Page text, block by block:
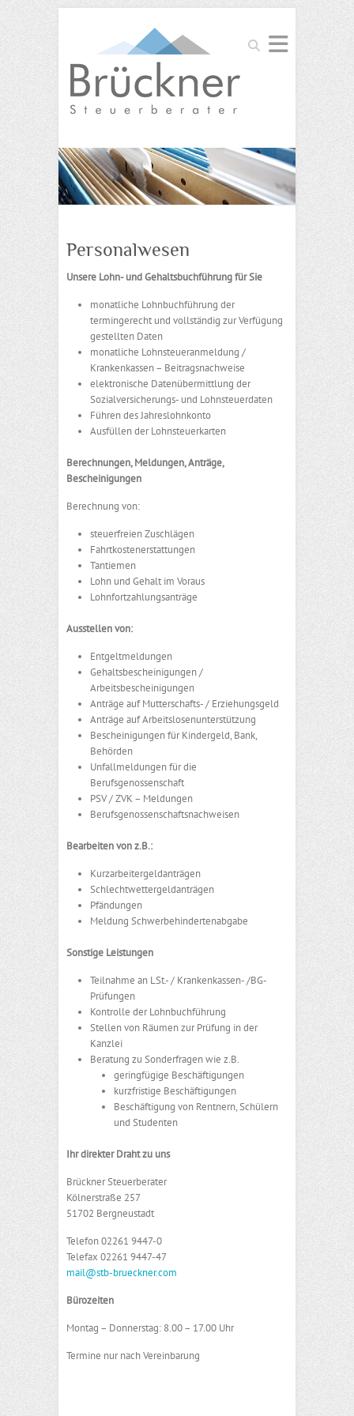
Suchen
Personalwesen
Unsere Lohn- und Gehaltsbuchführung für Sie
monatliche Lohnbuchführung der
termingerecht und vollständig zur Verfügung
gestellten Daten
monatliche Lohnsteueranmeldung /
Krankenkassen – Beitragsnachweise
elektronische Datenübermittlung der
Sozialversicherungs- und Lohnsteuerdaten
Führen des Jahreslohnkonto
Ausfüllen der Lohnsteuerkarten
Berechnungen, Meldungen, Anträge,
Bescheinigungen
Berechnung von:
steuerfreien Zuschlägen
Fahrtkostenerstattungen
Tantiemen
Lohn und Gehalt im Voraus
Lohnfortzahlungsanträge
Ausstellen von:
Entgeltmeldungen
Gehaltsbescheinigungen /
Arbeitsbescheinigungen
Anträge auf Mutterschafts- / Erziehungsgeld
Anträge auf Arbeitslosenunterstützung
Bescheinigungen für Kindergeld, Bank,
Behörden
Unfallmeldungen für die
Berufsgenossenschaft
PSV / ZVK – Meldungen
Berufsgenossenschaftsnachweisen
Bearbeiten von z.B.:
Kurzarbeitergeldanträgen
Schlechtwettergeldanträgen
Pfändungen
Meldung Schwerbehindertenabgabe
Sonstige Leistungen
Teilnahme an LSt.- / Krankenkassen- /BG-
Prüfungen
Kontrolle der Lohnbuchführung
Stellen von Räumen zur Prüfung in der
Kanzlei
Beratung zu Sonderfragen wie z.B.
geringfügige Beschäftigungen
kurzfristige Beschäftigungen
Beschäftigung von Rentnern, Schülern
und Studenten
Ihr direkter Draht zu uns
Brückner Steuerberater
Kölnerstraße 257
51702 Bergneustadt
Telefon 02261 9447-0
Telefax 02261 9447-47
mail@stb-brueckner.com
Bürozeiten
Montag – Donnerstag: 8.00 – 17.00 Uhr
Termine nur nach Vereinbarung